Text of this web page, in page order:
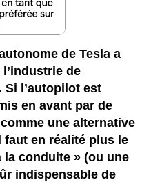
de Tesla a
de
Si l’autopilot est
en avant par de
une alternative
en réalité plus le
la conduite » (ou une
indispensable de